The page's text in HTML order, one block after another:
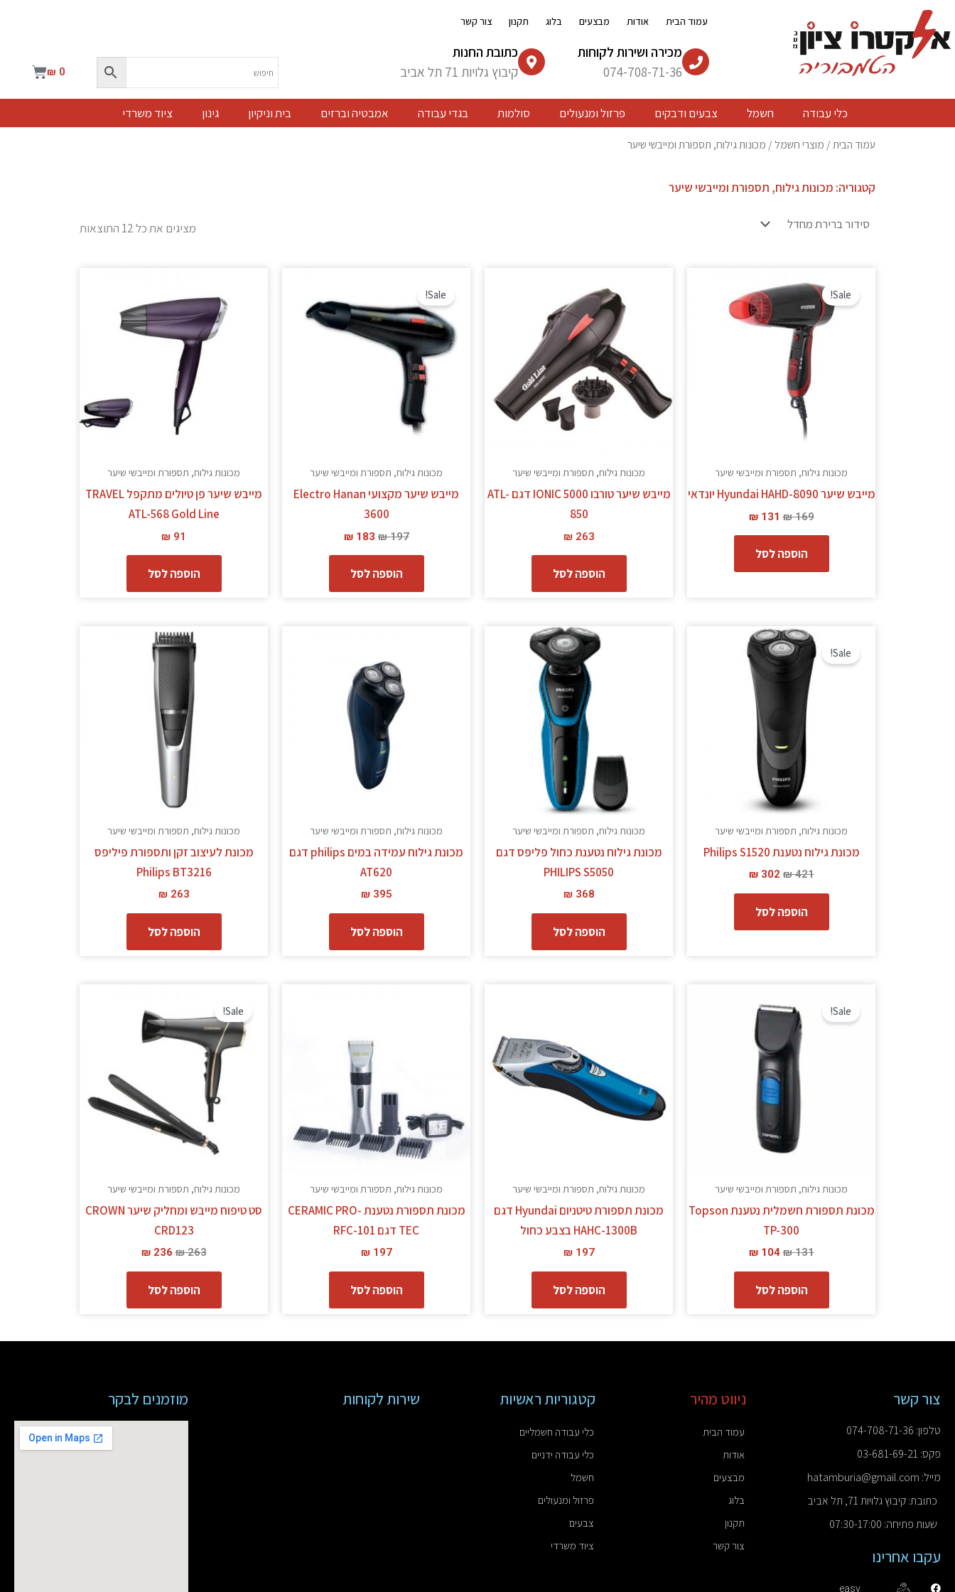
לתוכן
עמוד הבית אודות מבצעים בלוג תקנון צור קשר
מכירה ושירות לקוחות
074-708-71-36
כתובת החנות
קיבוץ גלויות 71 תל אביב
₪ 0
עגלת
כלי עבודה חשמל צבעים ודבקים פרזול ומנעולים סולמות בגדי עבודה אמבטיה וברזים בית וניקיון גינון ציוד משרדי
עמוד הבית / מוצרי חשמל / מכונות גילוח, תספורת ומייבשי שיער
קטגוריה: מכונות גילוח, תספורת ומייבשי שיער
מציגים את כל ⁦12⁩ התוצאות
Sale!
מכונות גילוח, תספורת ומייבשי שיער
מייבש שיער Hyundai HAHD-8090 יונדאי
₪169
המקורי
היה:
₪ 169.
₪131
הוא:
₪ 131.
הוספה לסל
מכונות גילוח, תספורת ומייבשי שיער
מייבש שיער טורבו IONIC 5000 דגם ATL-
850
₪263
הוספה לסל
Sale!
מכונות גילוח, תספורת ומייבשי שיער
מייבש שיער מקצועי Electro Hanan
3600
₪197
₪ 197.
₪183
הוא:
₪ 183.
הוספה לסל
מכונות גילוח, תספורת ומייבשי שיער
מייבש שיער פן טיולים מתקפל TRAVEL
ATL-568 Gold Line
₪ 91
הוספה לסל
Sale!
מכונות גילוח, תספורת ומייבשי שיער
מכונת גילוח נטענת Philips S1520
₪421
המחיר
המקורי
היה:
₪ 421.
₪302
הנוכחי
הוא:
הוספה לסל
מכונות גילוח, תספורת ומייבשי שיער
מכונת גילוח נטענת כחול פליפס דגם
PHILIPS S5050
₪368
הוספה לסל
מכונות גילוח, תספורת ומייבשי שיער
מכונת גילוח עמידה במים philips דגם
AT620
₪395
הוספה לסל
מכונות גילוח, תספורת ומייבשי שיער
מכונת לעיצוב זקן ותספורת פיליפס
Philips BT3216
₪263
הוספה לסל
Sale!
מכונות גילוח, תספורת ומייבשי שיער
מכונת תספורת חשמלית נטענת Topson
TP-300
₪131
המקורי
היה:
₪104
הוספה לסל
מכונות גילוח, תספורת ומייבשי שיער
מכונת תספורת טיטניום Hyundai דגם
HAHC-1300B בצבע כחול
₪197
הוספה לסל
מכונות גילוח, תספורת ומייבשי שיער
מכונת תספורת נטענת CERAMIC PRO-
TEC דגם RFC-101
₪197
הוספה לסל
Sale!
מכונות גילוח, תספורת ומייבשי שיער
סט טיפוח מייבש ומחליק שיער CROWN
CRD123
₪263
היה:
₪ 263.
₪236
₪ 236.
הוספה לסל
צור קשר
טלפון: 074-708-71-36
פקס: 03-681-69-21
מייל: hatamburia@gmail.com
כתובת: קיבוץ גלויות 71, תל אביב
שעות פתיחה: 07:30-17:00
עקבו אחרינו
easy
ניווט מהיר
עמוד הבית
אודות
מבצעים
בלוג
תקנון
צור קשר
קטגוריות ראשיות
כלי עבודה חשמליים
כלי עבודה ידניים
חשמל
פרזול ומנעולים
צבעים
ציוד משרדי
שירות לקוחות מוזמנים לבקר